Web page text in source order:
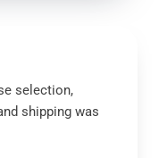
selection,
shipping was